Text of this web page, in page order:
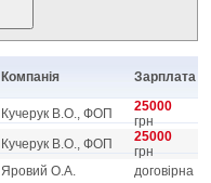
Компанія Зарплата
Кучерук В.О., ФОП
25000
грн
Кучерук В.О., ФОП
25000
грн
Яровий О.А.
договірна